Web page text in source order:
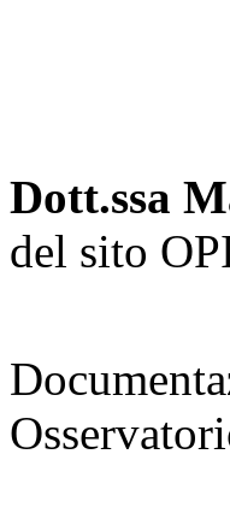
Dott.ssa
del sito